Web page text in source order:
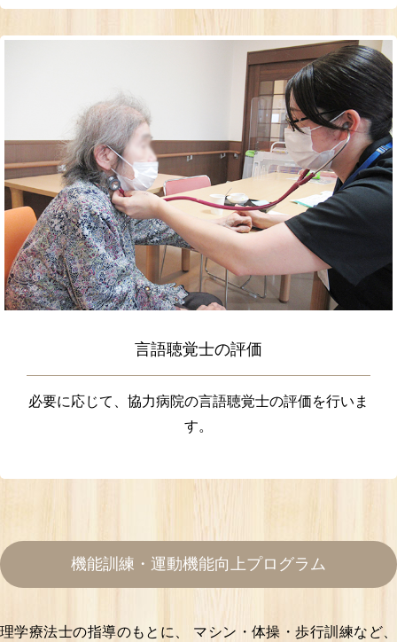
言語聴覚士の評価
必要に応じて、協力病院の言語聴覚士の評価を行いま
す。
機能訓練・運動機能向上プログラム
理学療法士の指導のもとに、
マシン・体操・歩行訓練など、